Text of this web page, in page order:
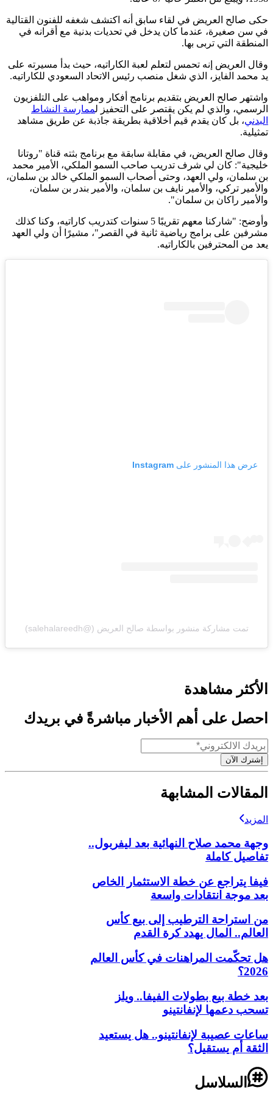
حكى صالح العريض في لقاء سابق أنه اكتشف شغفه للفنون القتالية
في سن صغيرة، عندما كان يدخل في تحديات بدنية مع أقرانه في
المنطقة التي تربى بها.
وقال العريض إنه تحمس لتعلم لعبة الكاراتيه، حيث بدأ مسيرته على
يد محمد الفايز، الذي شغل منصب رئيس الاتحاد السعودي للكاراتيه.
واشتهر صالح العريض بتقديم برنامج أفكار ومواهب على التلفزيون
الرسمي، والذي لم يكن يقتصر على التحفيز لممارسة النشاط
البدني، بل كان يقدم قيم أخلاقية بطريقة جاذبة عن طريق مشاهد
تمثيلية.
وقال صالح العريض، في مقابلة سابقة مع برنامج بثته قناة "روتانا
خليجية": كان لي شرف تدريب صاحب السمو الملكي، الأمير محمد
بن سلمان، ولي العهد، وحتى أصحاب السمو الملكي خالد بن سلمان،
والأمير تركي، والأمير نايف بن سلمان، والأمير بندر بن سلمان،
والأمير راكان بن سلمان".
وأوضح: "شاركنا معهم تقريبًا 5 سنوات كتدريب كاراتيه، وكنا كذلك
مشرفين على برامج رياضية ثانية في القصر"، مشيرًا أن ولي العهد
يعد من المحترفين بالكاراتيه.
عرض هذا المنشور على Instagram
تمت مشاركة منشور بواسطة ‏‎صالح العريض‎‏ (@‏‎salehalareedh‎‏) ‎‏
الأكثر مشاهدة
احصل على أهم الأخبار مباشرةً في بريدك
إشترك الآن
المقالات المشابهة
المزيد
وجهة محمد صلاح النهائية بعد ليفربول..
تفاصيل كاملة
فيفا يتراجع عن خطة الاستثمار الخاص
بعد موجة انتقادات واسعة
من استراحة الترطيب إلى بيع كأس
العالم.. المال يهدد كرة القدم
هل تحكّمت المراهنات في كأس العالم
2026؟
بعد خطة بيع بطولات الفيفا.. ويلز
تسحب دعمها لإنفانتينو
ساعات عصيبة لإنفانتينو.. هل يستعيد
الثقة أم يستقيل؟
السلاسل